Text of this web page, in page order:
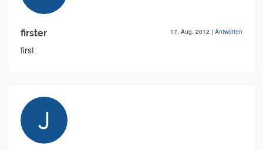
firster 17. Aug. 2012 | Antworten
first